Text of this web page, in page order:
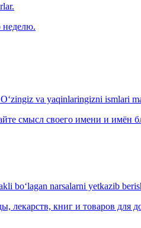
неделю.
va yaqinlaringizni ismlari
смысл своего имени и имён
bo‘lagan narsalarni yetkazib
лекарств, книг и товаров для